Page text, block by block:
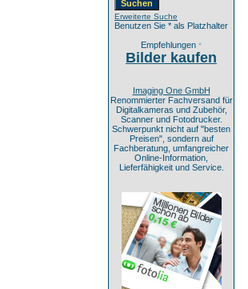
Erweiterte Suche
Benutzen Sie * als Platzhalter
Empfehlungen *
Bilder kaufen
Imaging One GmbH
Renommierter Fachversand für
Digitalkameras und Zubehör,
Scanner und Fotodrucker.
Schwerpunkt nicht auf "besten
Preisen", sondern auf
Fachberatung, umfangreicher
Online-Information,
Lieferfähigkeit und Service.